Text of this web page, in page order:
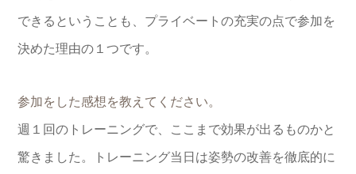
できるということも、プライベートの充実の点で参加を
決めた理由の１つです。
参加をした感想を教えてください。
週１回のトレーニングで、ここまで効果が出るものかと
驚きました。トレーニング当日は姿勢の改善を徹底的に